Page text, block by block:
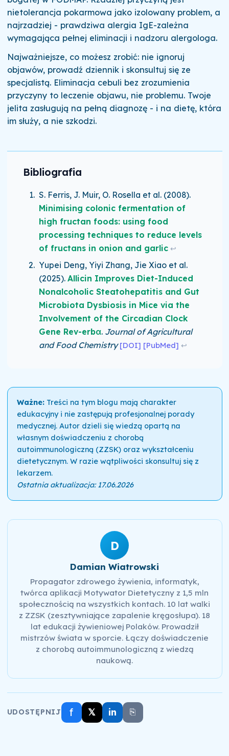
nietolerancja pokarmowa jako izolowany problem, a
najrzadziej - prawdziwa alergia IgE-zależna
wymagająca pełnej eliminacji i nadzoru alergologa.
Najważniejsze, co możesz zrobić: nie ignoruj
objawów, prowadź dziennik i skonsultuj się ze
specjalistą. Eliminacja cebuli bez zrozumienia
przyczyny to leczenie objawu, nie problemu. Twoje
jelita zasługują na pełną diagnozę - i na dietę, która
im służy, a nie szkodzi.
Bibliografia
S. Ferris, J. Muir, O. Rosella et al. (2008).
Minimising colonic fermentation of
high fructan foods: using food
processing techniques to reduce levels
of fructans in onion and garlic ↩
Yupei Deng, Yiyi Zhang, Jie Xiao et al.
(2025). Allicin Improves Diet-Induced
Nonalcoholic Steatohepatitis and Gut
Microbiota Dysbiosis in Mice via the
Involvement of the Circadian Clock
Gene Rev-erbα. Journal of Agricultural
and Food Chemistry [DOI] [PubMed] ↩
Ważne:Treści na tym blogu mają charakter
edukacyjny i nie zastępują profesjonalnej porady
medycznej. Autor dzieli się wiedzą opartą na
własnym doświadczeniu z chorobą
autoimmunologiczną (ZZSK) oraz wykształceniu
dietetycznym. W razie wątpliwości skonsultuj się z
lekarzem.
Ostatnia aktualizacja: 17.06.2026
D
Damian Wiatrowski
Propagator zdrowego żywienia, informatyk,
twórca aplikacji Motywator Dietetyczny z 1,5 mln
społecznością na wszystkich kontach. 10 lat walki
z ZZSK (zesztywniające zapalenie kręgosłupa). 18
lat edukacji żywieniowej Polaków. Prowadził
mistrzów świata w sporcie. Łączy doświadczenie
z chorobą autoimmunologiczną z wiedzą
naukową.
UDOSTĘPNIJ f 𝕏 in ⎘